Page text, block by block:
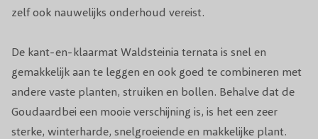
zelf ook nauwelijks onderhoud vereist.
De kant-en-klaarmat Waldsteinia ternata is snel en
gemakkelijk aan te leggen en ook goed te combineren met
andere vaste planten, struiken en bollen. Behalve dat de
Goudaardbei een mooie verschijning is, is het een zeer
sterke, winterharde, snelgroeiende en makkelijke plant.